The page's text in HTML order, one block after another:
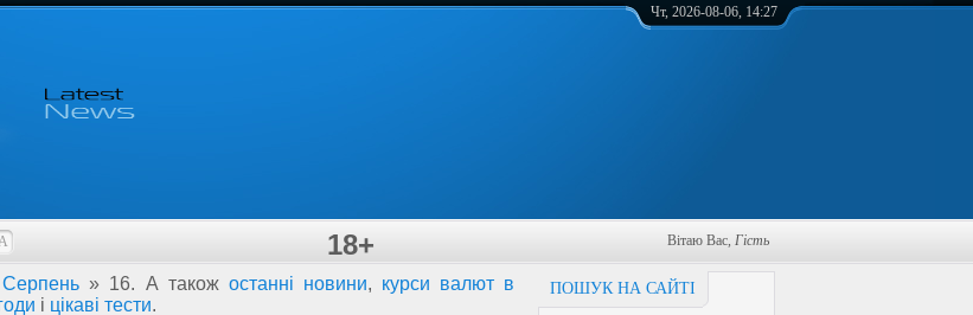
Чт, 2026-08-06, 14:27
18+ Вітаю Вас, Гість
ПОШУК НА САЙТІ
Серпень » 16. А також останні новини, курси валют в
і цікаві тести.